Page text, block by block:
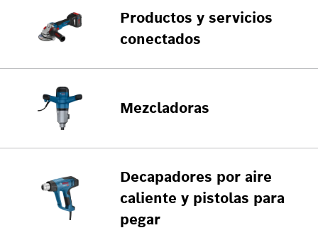
Productos y servicios
conectados
Mezcladoras
Decapadores por aire
caliente y pistolas para
pegar